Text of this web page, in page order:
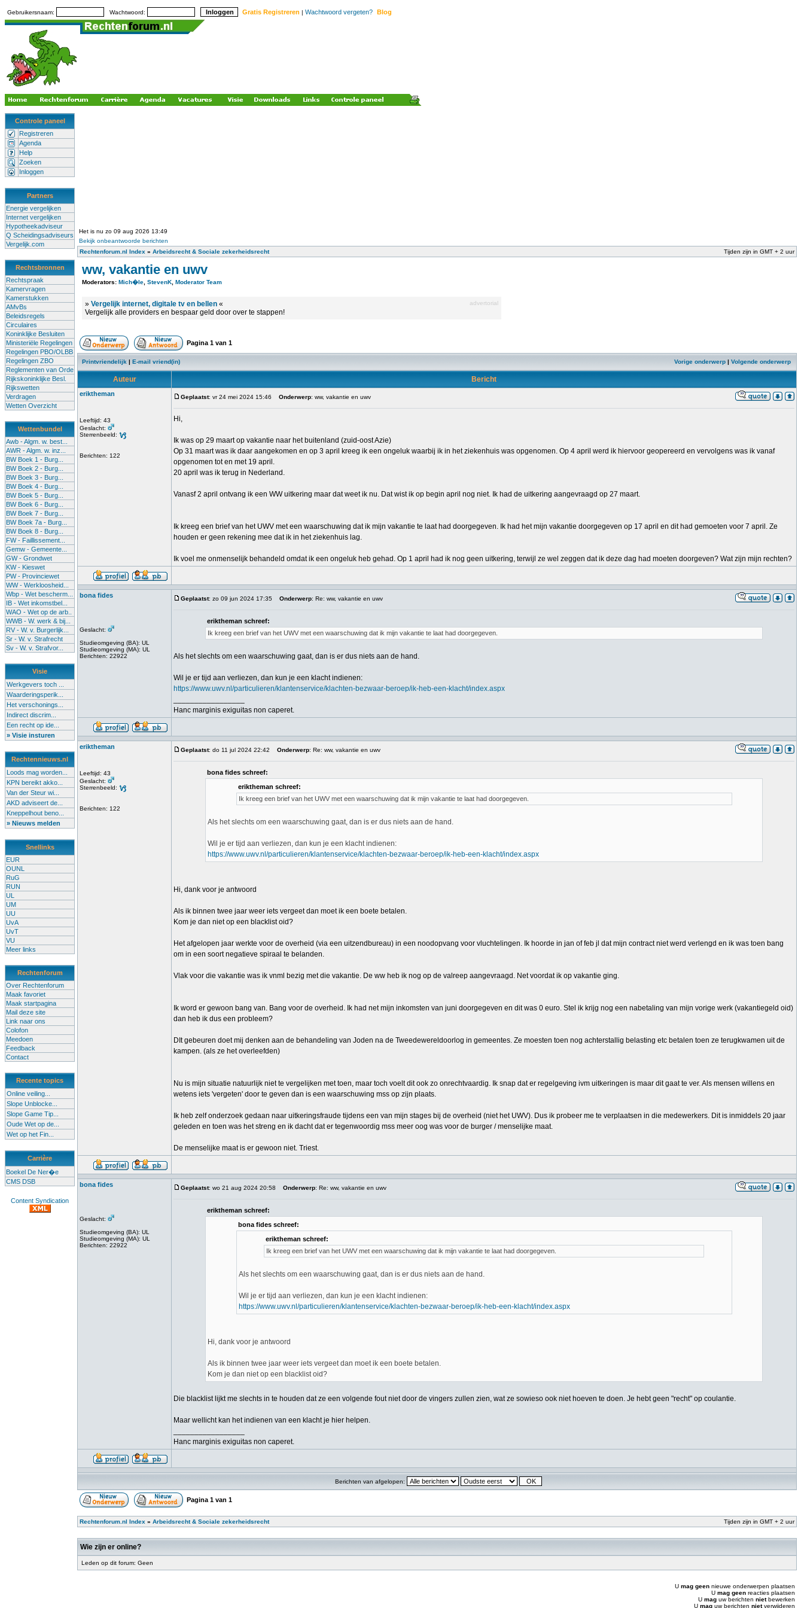
Gebruikersnaam: Wachtwoord: Gratis Registreren | Wachtwoord vergeten? Blog
Controle paneel
Registreren
Agenda
Help
Zoeken
Inloggen
Partners
Energie vergelijken
Internet vergelijken
Hypotheekadviseur
Q Scheidingsadviseurs
Vergelijk.com
Rechtsbronnen
Rechtspraak
Kamervragen
Kamerstukken
AMvBs
Beleidsregels
Circulaires
Koninklijke Besluiten
Ministeriële Regelingen
Regelingen PBO/OLBB
Regelingen ZBO
Reglementen van Orde
Rijkskoninklijke Besl.
Rijkswetten
Verdragen
Wetten Overzicht
Wettenbundel
Awb - Algm. w. best...
AWR - Algm. w. inz...
BW Boek 1 - Burg...
BW Boek 2 - Burg...
BW Boek 3 - Burg...
BW Boek 4 - Burg...
BW Boek 5 - Burg...
BW Boek 6 - Burg...
BW Boek 7 - Burg...
BW Boek 7a - Burg...
BW Boek 8 - Burg...
FW - Faillissement...
Gemw - Gemeente...
GW - Grondwet
KW - Kieswet
PW - Provinciewet
WW - Werkloosheid...
Wbp - Wet bescherm...
IB - Wet inkomstbel...
WAO - Wet op de arb..
WWB - W. werk & bij...
RV - W. v. Burgerlijk...
Sr - W. v. Strafrecht
Sv - W. v. Strafvor...
Visie
Werkgevers toch ...
Waarderingsperik...
Het verschonings...
Indirect discrim...
Een recht op ide...
» Visie insturen
Rechtennieuws.nl
Loods mag worden...
KPN bereikt akko...
Van der Steur wi...
AKD adviseert de...
Kneppelhout beno...
» Nieuws melden
Snellinks
EUR
OUNL
RuG
RUN
UL
UM
UU
UvA
UvT
VU
Meer links
Rechtenforum
Over Rechtenforum
Maak favoriet
Maak startpagina
Mail deze site
Link naar ons
Colofon
Meedoen
Feedback
Contact
Recente topics
Online veiling...
Slope Unblocke...
Slope Game Tip...
Oude Wet op de...
Wet op het Fin...
Carrière
Boekel De Ner�e
CMS DSB
Content Syndication
Het is nu zo 09 aug 2026 13:49
Bekijk onbeantwoorde berichten
Rechtenforum.nl Index » Arbeidsrecht & Sociale zekerheidsrecht Tijden zijn in GMT + 2 uur
ww, vakantie en uwv
Moderators: Mich�le StevenK Moderator Team
» Vergelijk internet, digitale tv en bellen « advertorial
Vergelijk alle providers en bespaar geld door over te stappen!
Pagina 1 van 1
Printvriendelijk | E-mail vriend(in) Vorige onderwerp | Volgende onderwerp
Auteur Bericht
eriktheman
Leeftijd: 43
Geslacht:
Sterrenbeeld:
Berichten: 122
Geplaatst: vr 24 mei 2024 15:46 Onderwerp: ww, vakantie en uwv
Hi,
Ik was op 29 maart op vakantie naar het buitenland (zuid-oost Azie)
Op 31 maart was ik daar aangekomen en op 3 april kreeg ik een ongeluk waarbij ik in het ziekenhuis was opgenomen. Op 4 april werd ik hiervoor geopereerd en vervolgens was ik vanaf
opgenomen tot en met 19 april.
20 april was ik terug in Nederland.
Vanasf 2 april ontvang ik een WW uitkering maar dat weet ik nu. Dat wist ik op begin april nog niet. Ik had de uitkering aangevraagd op 27 maart.
Ik kreeg een brief van het UWV met een waarschuwing dat ik mijn vakantie te laat had doorgegeven. Ik had het mijn vakantie doorgegeven op 17 april en dit had gemoeten voor 7 april. Ze
houden er geen rekening mee dat ik in het ziekenhuis lag.
Ik voel me onmenselijk behandeld omdat ik een ongeluk heb gehad. Op 1 april had ik nog geen uitkering, terwijl ze wel zeggen dat ik deze dag had moeten doorgeven? Wat zijn mijn rechten?
bona fides
Geslacht:
Studieomgeving (BA): UL
Studieomgeving (MA): UL
Berichten: 22922
Geplaatst: zo 09 jun 2024 17:35 Onderwerp: Re: ww, vakantie en uwv
eriktheman schreef:
Ik kreeg een brief van het UWV met een waarschuwing dat ik mijn vakantie te laat had doorgegeven.
Als het slechts om een waarschuwing gaat, dan is er dus niets aan de hand.
Wil je er tijd aan verliezen, dan kun je een klacht indienen:
https://www.uwv.nl/particulieren/klantenservice/klachten-bezwaar-beroep/ik-heb-een-klacht/index.aspx
Hanc marginis exiguitas non caperet.
eriktheman
Leeftijd: 43
Geslacht:
Sterrenbeeld:
Berichten: 122
Geplaatst: do 11 jul 2024 22:42 Onderwerp: Re: ww, vakantie en uwv
bona fides schreef:
eriktheman schreef:
Ik kreeg een brief van het UWV met een waarschuwing dat ik mijn vakantie te laat had doorgegeven.
Als het slechts om een waarschuwing gaat, dan is er dus niets aan de hand.
Wil je er tijd aan verliezen, dan kun je een klacht indienen:
https://www.uwv.nl/particulieren/klantenservice/klachten-bezwaar-beroep/ik-heb-een-klacht/index.aspx
Hi, dank voor je antwoord
Als ik binnen twee jaar weer iets vergeet dan moet ik een boete betalen.
Kom je dan niet op een blacklist oid?
Het afgelopen jaar werkte voor de overheid (via een uitzendbureau) in een noodopvang voor vluchtelingen. Ik hoorde in jan of feb jl dat mijn contract niet werd verlengd en ik was toen bang
om in een soort negatieve spiraal te belanden.
Vlak voor die vakantie was ik vnml bezig met die vakantie. De ww heb ik nog op de valreep aangevraagd. Net voordat ik op vakantie ging.
Ik word er gewoon bang van. Bang voor de overheid. Ik had net mijn inkomsten van juni doorgegeven en dit was 0 euro. Stel ik krijg nog een nabetaling van mijn vorige werk (vakantiegeld oid)
dan heb ik dus een probleem?
DIt gebeuren doet mij denken aan de behandeling van Joden na de Tweedewereldoorlog in gemeentes. Ze moesten toen nog achterstallig belasting etc betalen toen ze terugkwamen uit de
kampen. (als ze het overleefden)
Nu is mijn situatie natuurlijk niet te vergelijken met toen, maar toch voelt dit ook zo onrechtvaardig. Ik snap dat er regelgeving ivm uitkeringen is maar dit gaat te ver. Als mensen willens en
wetens iets 'vergeten' door te geven dan is een waarschuwing mss op zijn plaats.
Ik heb zelf onderzoek gedaan naar uitkeringsfraude tijdens een van mijn stages bij de overheid (niet het UWV). Dus ik probeer me te verplaatsen in die medewerkers. Dit is inmiddels 20 jaar
geleden en toen was het streng en ik dacht dat er tegenwoordig mss meer oog was voor de burger / menselijke maat.
De menselijke maat is er gewoon niet. Triest.
bona fides
Geslacht:
Studieomgeving (BA): UL
Studieomgeving (MA): UL
Berichten: 22922
Geplaatst: wo 21 aug 2024 20:58 Onderwerp: Re: ww, vakantie en uwv
eriktheman schreef:
bona fides schreef:
eriktheman schreef:
Ik kreeg een brief van het UWV met een waarschuwing dat ik mijn vakantie te laat had doorgegeven.
Als het slechts om een waarschuwing gaat, dan is er dus niets aan de hand.
Wil je er tijd aan verliezen, dan kun je een klacht indienen:
https://www.uwv.nl/particulieren/klantenservice/klachten-bezwaar-beroep/ik-heb-een-klacht/index.aspx
Hi, dank voor je antwoord
Als ik binnen twee jaar weer iets vergeet dan moet ik een boete betalen.
Kom je dan niet op een blacklist oid?
Die blacklist lijkt me slechts in te houden dat ze een volgende fout niet door de vingers zullen zien, wat ze sowieso ook niet hoeven te doen. Je hebt geen "recht" op coulantie.
Maar wellicht kan het indienen van een klacht je hier helpen.
Hanc marginis exiguitas non caperet.
Berichten van afgelopen:
Pagina 1 van 1
Rechtenforum.nl Index » Arbeidsrecht & Sociale zekerheidsrecht Tijden zijn in GMT + 2 uur
Wie zijn er online?
Leden op dit forum: Geen
U mag geen nieuwe onderwerpen plaatsen
U mag geen reacties plaatsen
U mag uw berichten nietbewerken
U mag uw berichten nietverwijderen